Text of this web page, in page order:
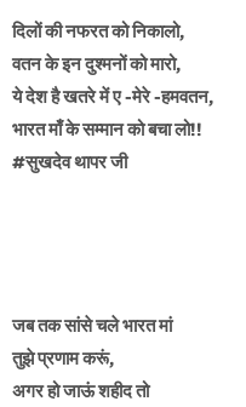
दिलों की नफरत को निकालो,
वतन के इन दुश्मनों को मारो,
ये देश है खतरे में ए -मेरे -हमवतन,
भारत माँ के सम्मान को बचा लो!!
#सुखदेव थापर जी
जब तक सांसे चले भारत मां
तुझे प्रणाम करूं,
अगर हो जाऊं शहीद तो